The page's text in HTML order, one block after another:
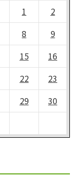
1
2
8
9
15
16
22
23
29
30